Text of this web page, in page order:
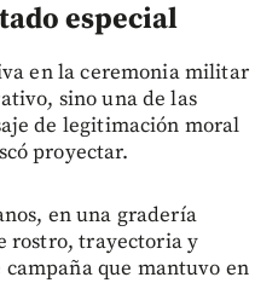
especial
en la ceremonia militar
sino una de las
de legitimación moral
proyectar.
en una gradería
rostro, trayectoria y
que mantuvo en